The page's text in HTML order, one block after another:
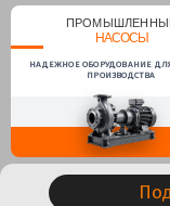
НАСОСЫ
НАДЕЖНОЕ ОБОРУДОВАНИЕ
ПРОИЗВОДСТВА